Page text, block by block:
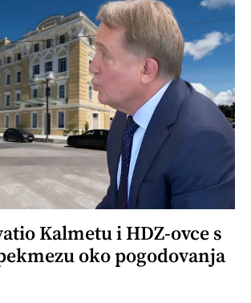
Kalmetu i HDZ-ovce s
oko pogodovanja